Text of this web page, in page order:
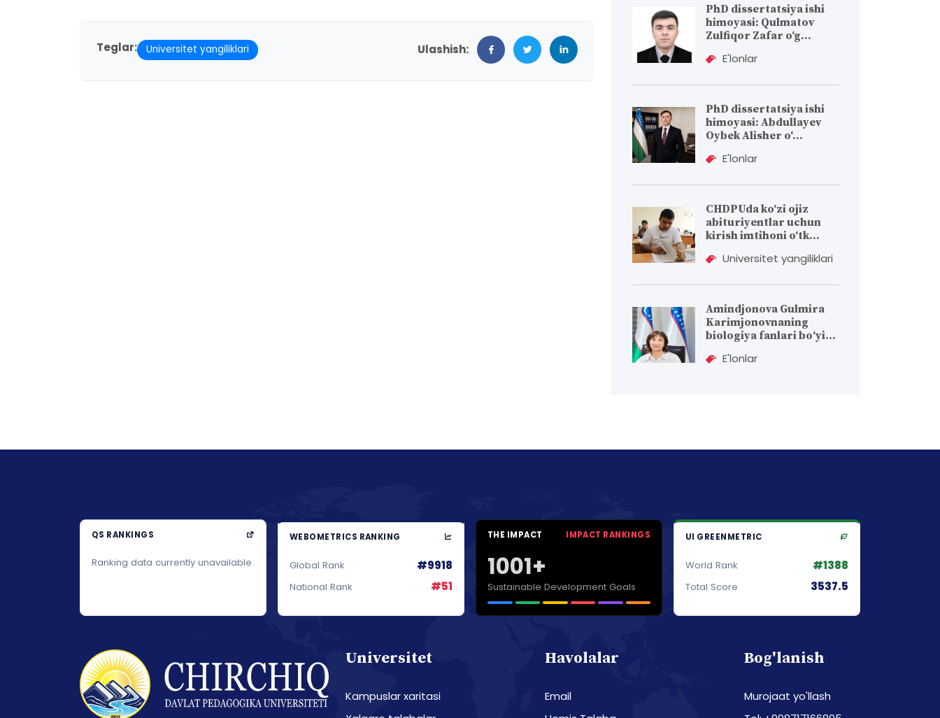
Teglar: Universitet yangiliklari Ulashish:
PhD dissertatsiya ishi
himoyasi: Qulmatov
Zulfiqor Zafar o‘g...
E'lonlar
PhD dissertatsiya ishi
himoyasi: Abdullayev
Oybek Alisher o‘...
E'lonlar
CHDPUda ko‘zi ojiz
abituriyentlar uchun
kirish imtihoni o‘tk...
Universitet yangiliklari
Amindjonova Gulmira
Karimjonovnaning
biologiya fanlari bо‘yi...
E'lonlar
QS RANKINGS
Ranking data currently unavailable.
WEBOMETRICS RANKING
Global Rank #9918
National Rank #51
THE IMPACT IMPACT RANKINGS
1001+
Sustainable Development Goals
UI GREENMETRIC
World Rank #1388
Total Score 3537.5
Universitet
Kampuslar xaritasi
Havolalar
Email
Bog'lanish
Murojaat yo'llash